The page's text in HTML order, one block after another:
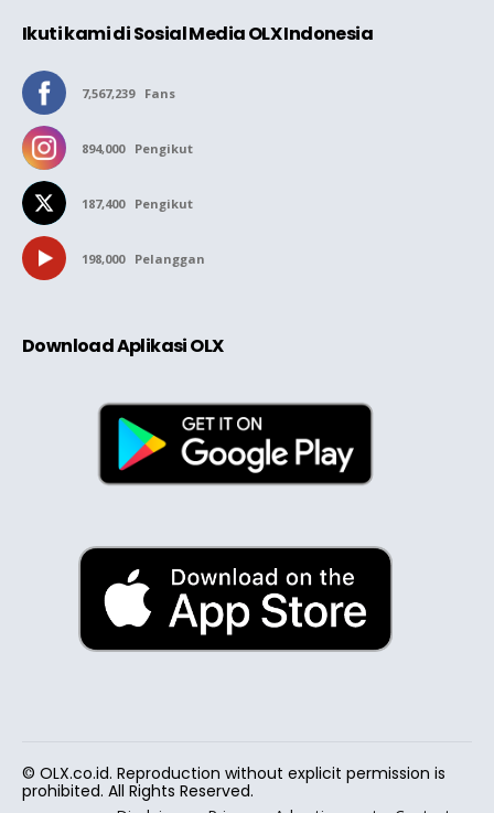
Ikuti kami di Sosial Media OLX Indonesia
7,567,239 Fans
894,000 Pengikut
187,400 Pengikut
198,000 Pelanggan
Download Aplikasi OLX
© OLX.co.id. Reproduction without explicit permission is
prohibited. All Rights Reserved.